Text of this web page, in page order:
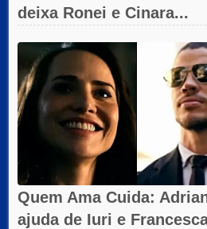
deixa Ronei e Cinara...
Quem Ama Cuida:
ajuda de Iuri e